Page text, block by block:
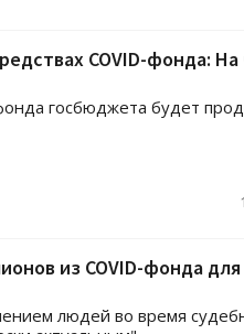
COVID-фонда:
госбюджета будет
из COVID-фонда
людей во время